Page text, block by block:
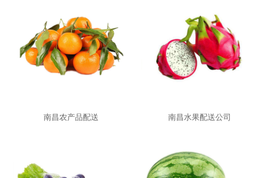
南昌农产品配送 南昌水果配送公司